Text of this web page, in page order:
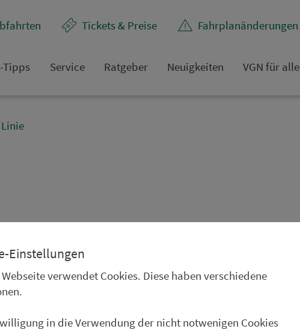
Tickets & Preise Fahr­plan­ände­rungen
Tipps Service Rat­ge­ber Neuigkeiten VGN für alle
Linie
1.100 Linien.
Partner im VGN
Einstellungen
Webseite verwendet Cookies. Diese haben verschiedene
in die Verwendung der nicht notwenigen Cookies